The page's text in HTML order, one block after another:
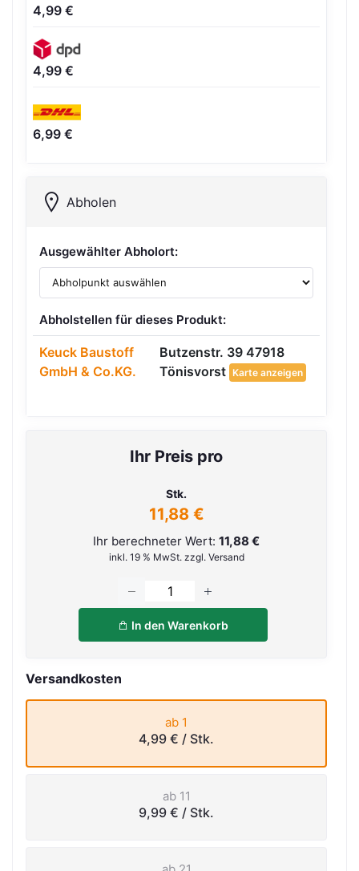
4,99 €
4,99 €
6,99 €
Abholen
Ausgewählter Abholort:
Abholstellen für dieses Produkt:
Keuck Baustoff
GmbH & Co.KG.
Butzenstr. 39 47918
Tönisvorst Karte anzeigen
Ihr Preis pro
Stk.
11,88 €
Ihr berechneter Wert: 11,88 €
inkl. 19 % MwSt. zzgl. Versand
In den Warenkorb
Versandkosten
ab 1
4,99 € / Stk.
ab 11
9,99 € / Stk.